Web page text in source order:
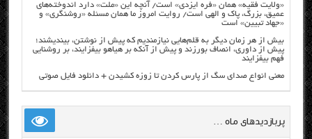
«ولایت فقیه» همان «فره ایزدی» است/ آنچه این «ملت» دارد اندوخته‌های
عمیق، بزرگ، پاک و الهی است/ روایت امروز ما همان مسئله «روشنگری» و
«جهاد تبیین» است
بیش از هر زمان دیگر به قلم‌هایی نیازمندیم که پیش از نوشتن، بیندیشند؛
پیش از داوری، انصاف بورزند و پیش از آنکه بر هیاهو بیفزایند، بر روشنایی
فهم بیفزایند
معنی انواع صدای سگ از پارس کردن تا زوزه کشیدن + دانلود فایل صوتی
پربازدیدهای ماه …